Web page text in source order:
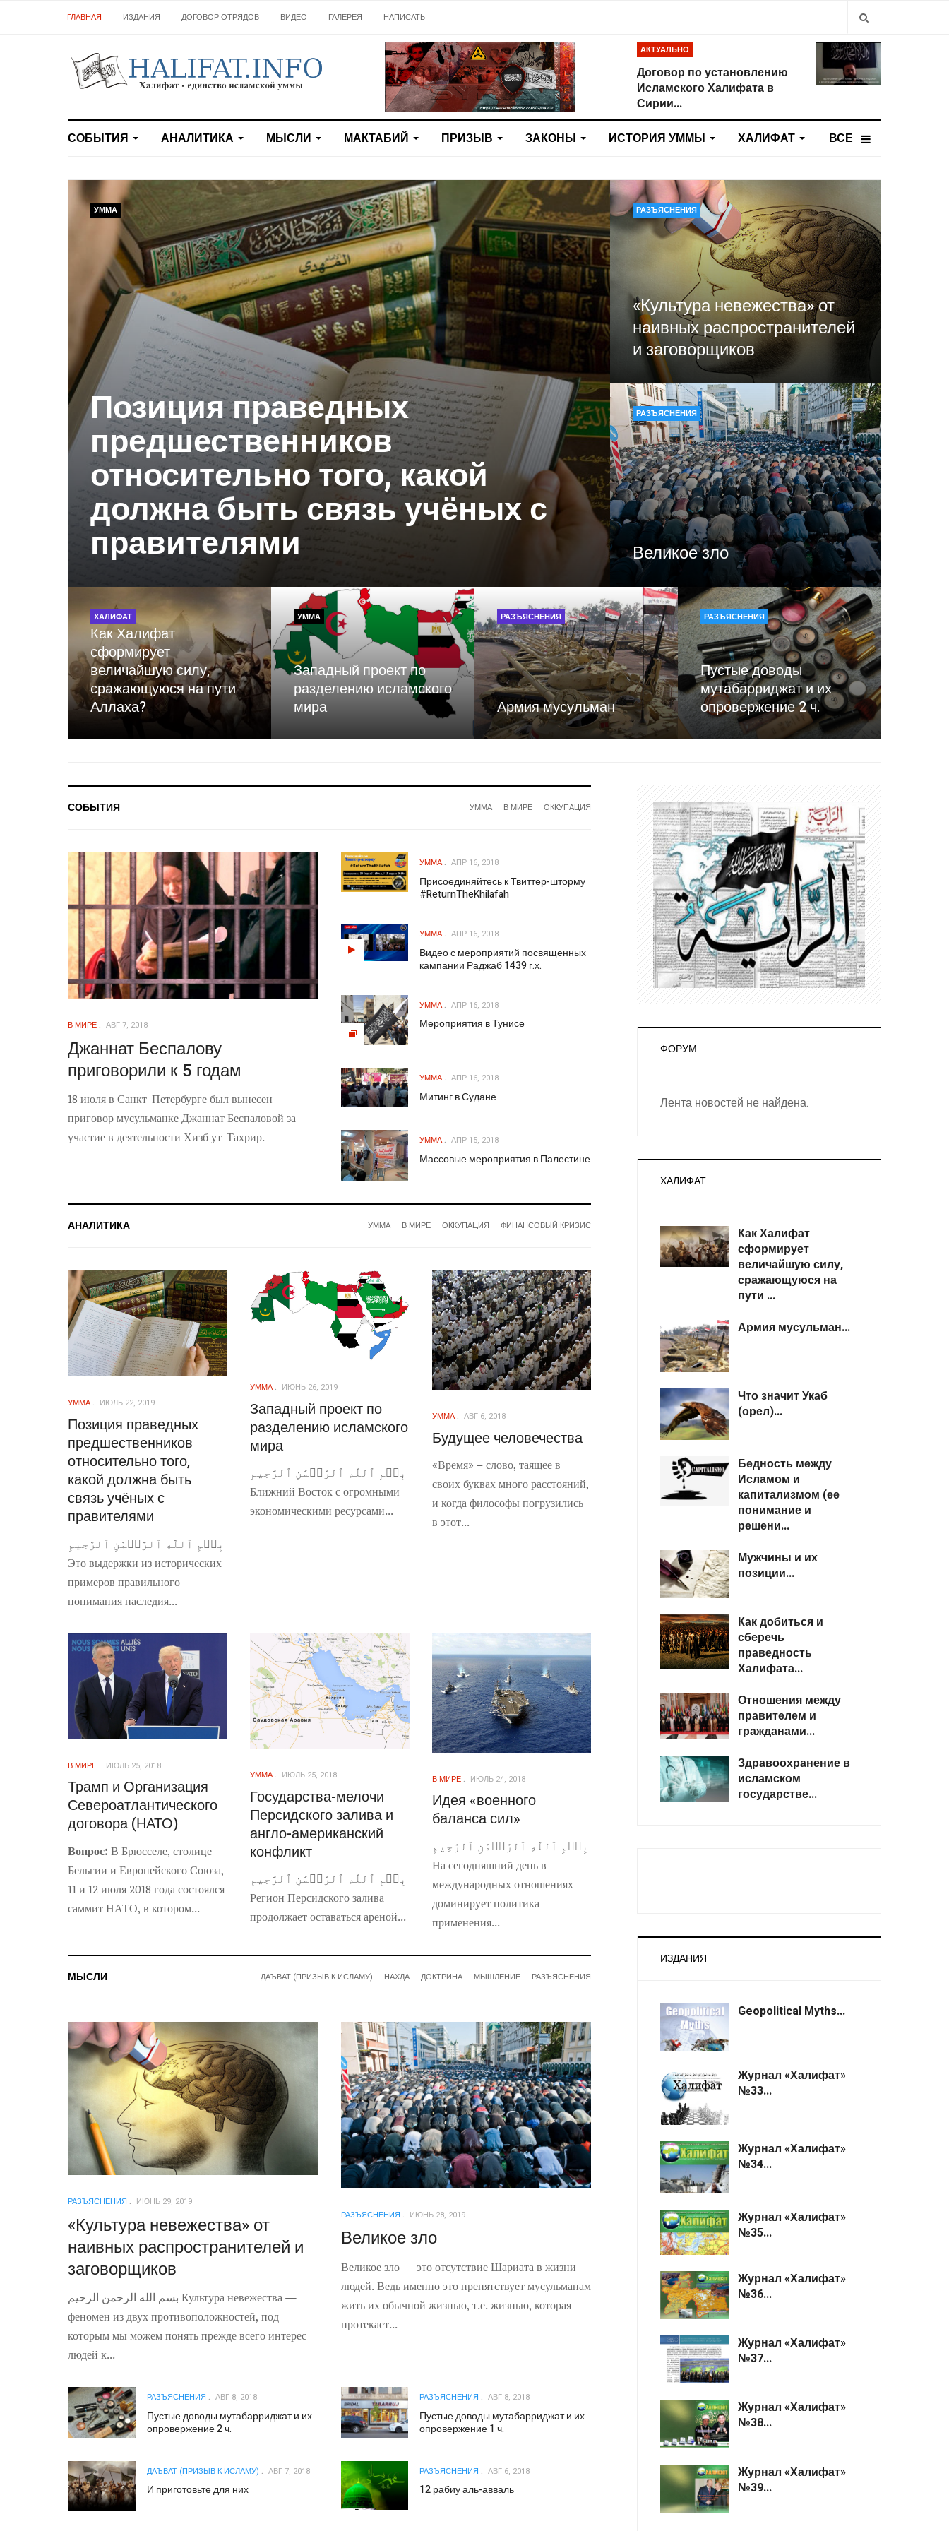
ГЛАВНАЯ ИЗДАНИЯ ДОГОВОР ОТРЯДОВ ВИДЕО ГАЛЕРЕЯ НАПИСАТЬ
Type 2 or
АКТУАЛЬНО
Договор по установлению
Исламского Халифата в
Сирии...
СОБЫТИЯ АНАЛИТИКА МЫСЛИ МАКТАБИЙ ПРИЗЫВ ЗАКОНЫ ИСТОРИЯ УММЫ ВСЕ
ХАЛИФАТ
УММА
Позиция праведных
предшественников
относительно того, какой
должна быть связь учёных с
правителями
РАЗЪЯСНЕНИЯ
«Культура невежества» от
наивных распространителей
и заговорщиков
РАЗЪЯСНЕНИЯ
Великое зло
ХАЛИФАТ
Как Халифат
сформирует
величайшую силу,
сражающуюся на пути
Аллаха?
УММА
Западный проект по
разделению исламского
мира
РАЗЪЯСНЕНИЯ
Армия мусульман
РАЗЪЯСНЕНИЯ
Пустые доводы
мутабарриджат и их
опровержение 2 ч.
СОБЫТИЯ УММА В МИРЕ ОККУПАЦИЯ
В МИРЕ АВГ 7, 2018
Джаннат Беспалову
приговорили к 5 годам
18 июля в Санкт-Петербурге был вынесен
приговор мусульманке Джаннат Беспаловой за
участие в деятельности Хизб ут-Тахрир.
УММА АПР 16, 2018
Присоединяйтесь к Твиттер-шторму
#ReturnTheKhilafah
УММА АПР 16, 2018
Видео с мероприятий посвященных
кампании Раджаб 1439 г.х.
УММА АПР 16, 2018
Мероприятия в Тунисе
УММА АПР 16, 2018
Митинг в Судане
УММА АПР 15, 2018
Массовые мероприятия в Палестине
АНАЛИТИКА УММА В МИРЕ ОККУПАЦИЯ ФИНАНСОВЫЙ КРИЗИС
УММА ИЮЛЬ 22, 2019
Позиция праведных
предшественников
относительно того,
какой должна быть
связь учёных с
правителями
بِسۡمِ ٱللَّهِ ٱلرَّحۡمَٰنِ ٱلرَّحِيمِ
Это выдержки из исторических
примеров правильного
понимания наследия...
УММА ИЮНЬ 26, 2019
Западный проект по
разделению исламского
мира
بِسۡمِ ٱللَّهِ ٱلرَّحۡمَٰنِ ٱلرَّحِيمِ
Ближний Восток с огромными
экономическими ресурсами...
УММА АВГ 6, 2018
Будущее человечества
«Время» – слово, таящее в
своих буквах много расстояний,
и когда философы погрузились
в этот...
В МИРЕ ИЮЛЬ 25, 2018
Трамп и Организация
Североатлантического
договора (НАТО)
Вопрос: В Брюсселе, столице
Бельгии и Европейского Союза,
11 и 12 июля 2018 года состоялся
саммит НАТО, в котором...
УММА ИЮЛЬ 25, 2018
Государства-мелочи
Персидского залива и
англо-американский
конфликт
بِسۡمِ ٱللَّهِ ٱلرَّحۡمَٰنِ ٱلرَّحِيمِ
Регион Персидского залива
продолжает оставаться ареной...
В МИРЕ ИЮЛЬ 24, 2018
Идея «военного
баланса сил»
بِسۡمِ ٱللَّهِ ٱلرَّحۡمَٰنِ ٱلرَّحِيمِ
На сегодняшний день в
международных отношениях
доминирует политика
применения...
МЫСЛИ ДАЪВАТ (ПРИЗЫВ К ИСЛАМУ) НАХДА ДОКТРИНА МЫШЛЕНИЕ РАЗЪЯСНЕНИЯ
РАЗЪЯСНЕНИЯ ИЮНЬ 29, 2019
«Культура невежества» от
наивных распространителей и
заговорщиков
بسم الله الرحمن الرحيم Культура невежества —
феномен из двух противоположностей, под
которым мы можем понять прежде всего интерес
людей к...
РАЗЪЯСНЕНИЯ ИЮНЬ 28, 2019
Великое зло
Великое зло — это отсутствие Шариата в жизни
людей. Ведь именно это препятствует мусульманам
жить их обычной жизнью, т.е. жизнью, которая
протекает...
РАЗЪЯСНЕНИЯ АВГ 8, 2018
Пустые доводы мутабарриджат и их
опровержение 2 ч.
РАЗЪЯСНЕНИЯ АВГ 8, 2018
Пустые доводы мутабарриджат и их
опровержение 1 ч.
ДАЪВАТ (ПРИЗЫВ К ИСЛАМУ) АВГ 7, 2018
И приготовьте для них
РАЗЪЯСНЕНИЯ АВГ 6, 2018
12 рабиу аль-авваль
ФОРУМ
Лента новостей не найдена.
ХАЛИФАТ
Как Халифат
сформирует
величайшую силу,
сражающуюся на
пути ...
Армия мусульман...
Что значит Укаб
(орел)...
Бедность между
Исламом и
капитализмом (ее
понимание и
решени...
Мужчины и их
позиции...
Как добиться и
сберечь
праведность
Халифата...
Отношения между
правителем и
гражданами...
Здравоохранение в
исламском
государстве...
ИЗДАНИЯ
Geopolitical Myths...
Журнал «Халифат»
№33...
Журнал «Халифат»
№34...
Журнал «Халифат»
№35...
Журнал «Халифат»
№36...
Журнал «Халифат»
№37...
Журнал «Халифат»
№38...
Журнал «Халифат»
№39...